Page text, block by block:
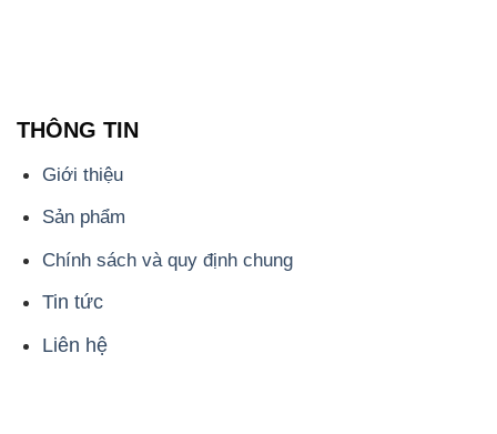
THÔNG TIN
Giới thiệu
Sản phẩm
Chính sách và quy định chung
Tin tức
Liên hệ